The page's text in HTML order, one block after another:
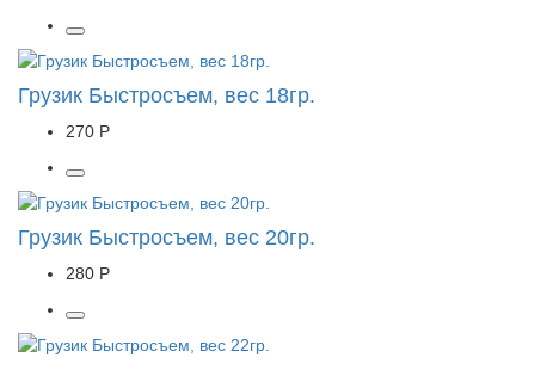
Грузик Быстросъем, вес 18гр.
270 Р
Грузик Быстросъем, вес 20гр.
280 Р